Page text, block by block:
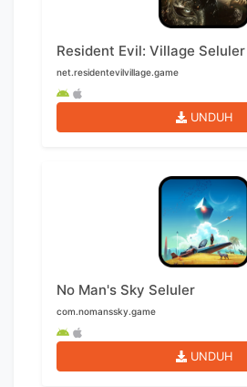
Resident Evil: Village Seluler
net.residentevilvillage.game
UNDUH
No Man's Sky Seluler
com.nomanssky.game
UNDUH